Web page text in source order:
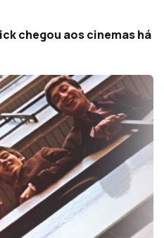
chegou aos cinemas há